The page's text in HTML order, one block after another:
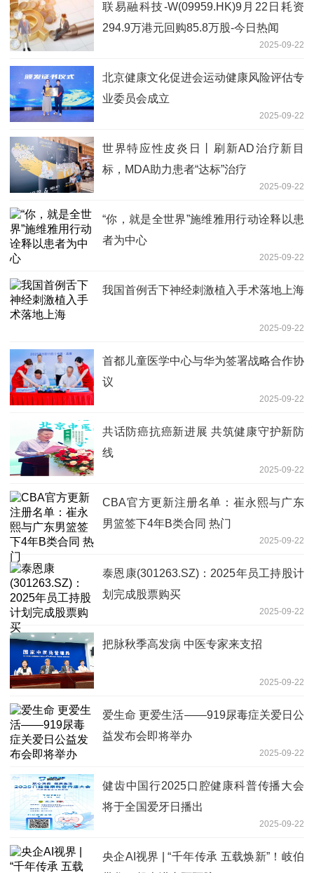
联易融科技-W(09959.HK)9月22日耗资
294.9万港元回购85.8万股-今日热闻
2025-09-22
北京健康文化促进会运动健康风险评估专
业委员会成立
2025-09-22
世界特应性皮炎日丨刷新AD治疗新目
标，MDA助力患者“达标”治疗
2025-09-22
“你，就是全世界”施维雅用行动诠释以患
者为中心
2025-09-22
我国首例舌下神经刺激植入手术落地上海
2025-09-22
首都儿童医学中心与华为签署战略合作协
议
2025-09-22
共话防癌抗癌新进展 共筑健康守护新防
线
2025-09-22
CBA官方更新注册名单：崔永熙与广东
男篮签下4年B类合同 热门
2025-09-22
泰恩康(301263.SZ)：2025年员工持股计
划完成股票购买
2025-09-22
把脉秋季高发病 中医专家来支招
2025-09-22
爱生命 更爱生活——919尿毒症关爱日公
益发布会即将举办
2025-09-22
健齿中国行2025口腔健康科普传播大会
将于全国爱牙日播出
2025-09-22
央企AI视界 | “千年传承 五载焕新”！岐伯